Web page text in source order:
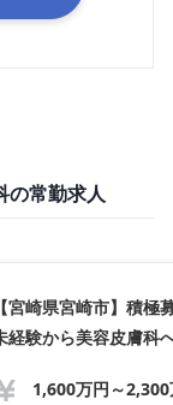
の常勤求人
【宮崎県宮崎市】積極
経験から美容皮膚科
2,000万円〜/週4日
1,600万円～